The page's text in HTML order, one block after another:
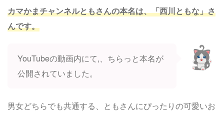
カマかまチャンネルともさんの本名は、「西川ともな」さ
んです。
YouTubeの動画内にて,、ちらっと本名が
公開されていました。
男女どちらでも共通する、ともさんにぴったりの可愛いお